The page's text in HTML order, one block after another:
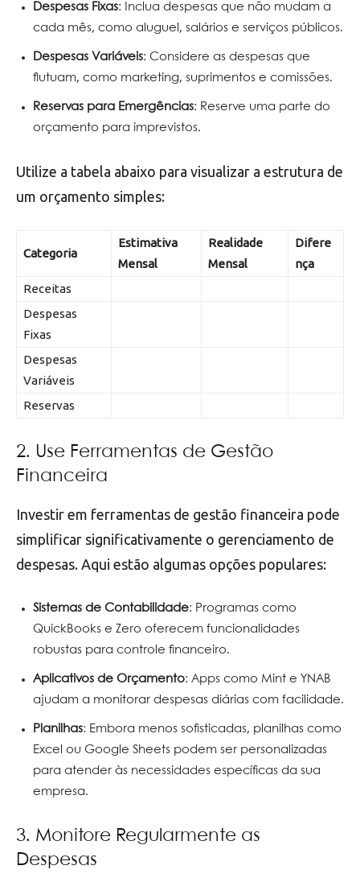
Despesas Fixas: Inclua despesas que não mudam a
cada mês, como aluguel, salários e serviços públicos.
Despesas Variáveis: Considere as despesas que
flutuam, como marketing, suprimentos e comissões.
Reservas para Emergências: Reserve uma parte do
orçamento para imprevistos.
Utilize a tabela abaixo para visualizar a estrutura de
um orçamento simples:
Categoria
Estimativa
Mensal
Realidade
Mensal
Difere
nça
Receitas
Despesas
Fixas
Despesas
Variáveis
Reservas
2. Use Ferramentas de Gestão
Financeira
Investir em ferramentas de gestão financeira pode
simplificar significativamente o gerenciamento de
despesas. Aqui estão algumas opções populares:
Sistemas de Contabilidade: Programas como
QuickBooks e Zero oferecem funcionalidades
robustas para controle financeiro.
Aplicativos de Orçamento: Apps como Mint e YNAB
ajudam a monitorar despesas diárias com facilidade.
Planilhas: Embora menos sofisticadas, planilhas como
Excel ou Google Sheets podem ser personalizadas
para atender às necessidades específicas da sua
empresa.
3. Monitore Regularmente as
Despesas